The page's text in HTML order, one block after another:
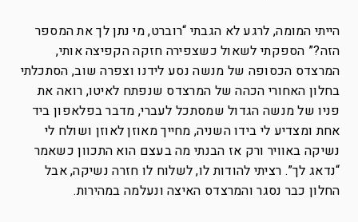
הייתי המומה, לרגע לא הגבתי “רוברט, מי נתן לך את המספר
הזה?” הספקתי לשאול כשצפירה חזקה הקפיצה אותי,
המרצדס הכסופה של מנשה נסע לידנו וצפרה שוב, הסתכלתי
בחלון האחורי הכהה של המרצדס שנפתח לאיטו, רואה את
פניו של מנשה הגדול שמסתכל לעברי, מדבר בפלאפון ביד
אחת ומצדיע לי בידו השניה, מחייך מאוזן לאוזן ושולח לי
נשיקה באוויר ורק אז הבנתי מה בעצם הוא התכוון כשאמר
“נדאג לך”. רציתי להודות לו, לשלוח לו חזרה נשיקה, אבל
החלון כבר נסגר והמרצדס האיצה ונעלמה במהירות.